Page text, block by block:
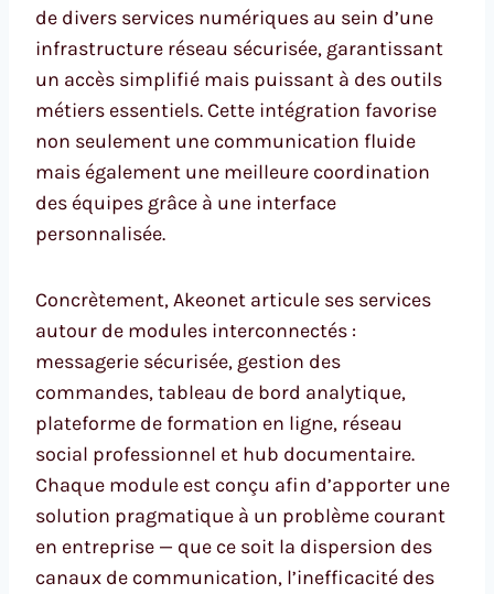
de divers services numériques au sein d’une
infrastructure réseau sécurisée, garantissant
un accès simplifié mais puissant à des outils
métiers essentiels. Cette intégration favorise
non seulement une communication fluide
mais également une meilleure coordination
des équipes grâce à une interface
personnalisée.
Concrètement, Akeonet articule ses services
autour de modules interconnectés :
messagerie sécurisée, gestion des
commandes, tableau de bord analytique,
plateforme de formation en ligne, réseau
social professionnel et hub documentaire.
Chaque module est conçu afin d’apporter une
solution pragmatique à un problème courant
en entreprise — que ce soit la dispersion des
canaux de communication, l’inefficacité des